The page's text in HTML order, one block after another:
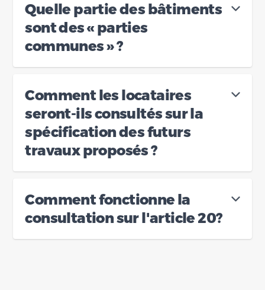
Quelle partie des bâtiments
sont des « parties
communes » ?
Comment les locataires
seront-ils consultés sur la
spécification des futurs
travaux proposés ?
Comment fonctionne la
consultation sur l'article 20?